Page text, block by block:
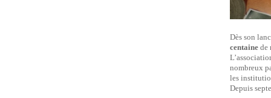
Dès son
centaine de
nombreux
les
Depuis